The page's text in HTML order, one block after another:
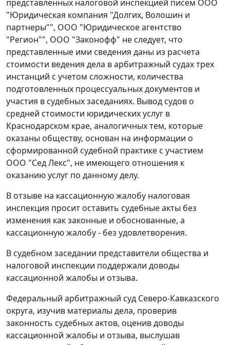
представленных налоговой инспекцией писем ООО
"Юридическая компания "Долгих, Волошин и
партнеры"", ООО "Юридическое агентство
"Регион"", ООО "Законофф" не следует, что
представленные ими сведения даны из расчета
стоимости ведения дела в арбитражный судах трех
инстанций с учетом сложности, количества
подготовленных процессуальных документов и
участия в судебных заседаниях. Вывод судов о
средней стоимости юридических услуг в
Краснодарском крае, аналогичных тем, которые
оказаны обществу, основан на информации о
сформированной судебной практике с участием
ООО "Сед Лекс", не имеющего отношения к
оказанию услуг по данному делу.
В отзыве на кассационную жалобу налоговая
инспекция просит оставить судебные акты без
изменения как законные и обоснованные, а
кассационную жалобу - без удовлетворения.
В судебном заседании представители общества и
налоговой инспекции поддержали доводы
кассационной жалобы и отзыва.
Федеральный арбитражный суд Северо-Кавказского
округа, изучив материалы дела, проверив
законность судебных актов, оценив доводы
кассационной жалобы и отзыва, выслушав